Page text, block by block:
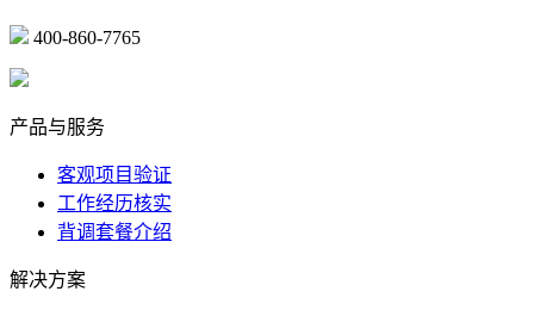
400-860-7765
产品与服务
客观项目验证
工作经历核实
背调套餐介绍
解决方案